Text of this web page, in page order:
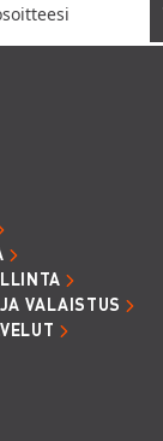
VALAISTUS